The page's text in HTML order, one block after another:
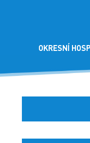
OKRESNÍ